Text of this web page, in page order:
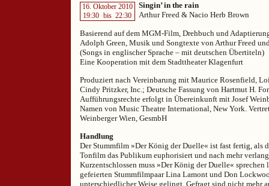
16. Oktober 2010
19:30 bis 22:30
Singin’ in the rain
Arthur Freed & Nacio Herb Brown
Basierend auf dem MGM-Film, Drehbuch und
Adolph Green, Musik und Songtexte von Arthur Freed
(Songs in englischer Sprache – mit deutschen Übertiteln)
Eine Kooperation mit dem Stadttheater Klagenfurt
Produziert nach Vereinbarung mit Maurice Rosenfield,
Cindy Pritzker, Inc.; Deutsche Fassung von Hartmut H.
Aufführungsrechte erfolgt in Übereinkunft mit Josef
Namen von Music Theatre International, New York.
Weinberger Wien, GesmbH
Handlung
Der Stummfilm »Der König der Duelle« ist fast fertig, als
Tonfilm das Publikum euphorisiert und nach mehr
Kurzentschlossen muss »Der König der Duelle« sprechen
gefeierten Stummfilmpaar Lina Lamont und Don
unterschiedlicher Weise gelingt. Gefragt sind nicht mehr